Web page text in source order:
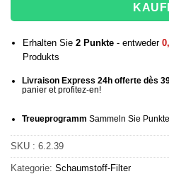
Erhalten Sie 2Punkte- entweder
Produkts
Livraison Express 24h offerte dès
panier et profitez-en!
Treueprogramm Sammeln Sie Punkte
SKU : 6.2.39
Kategorie: Schaumstoff-Filter